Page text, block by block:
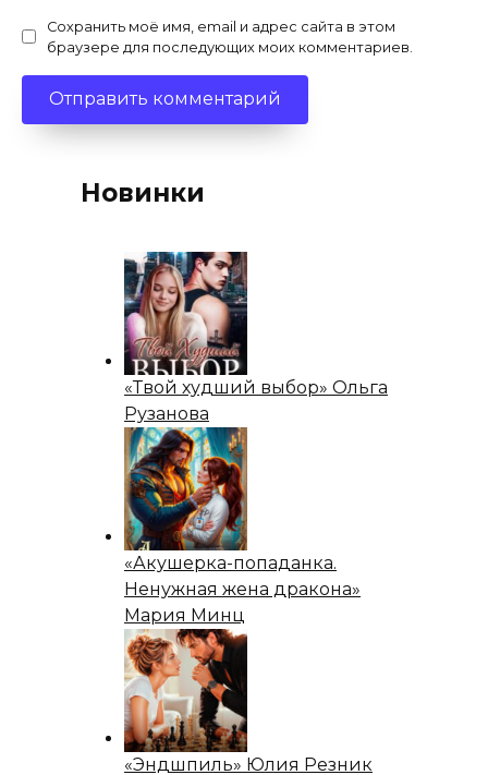
Сохранить моё имя, email и адрес сайта в этом
браузере для последующих моих комментариев.
Новинки
«Твой худший выбор» Ольга
Рузанова
«Акушерка-попаданка.
Ненужная жена дракона»
Мария Минц
«Эндшпиль» Юлия Резник